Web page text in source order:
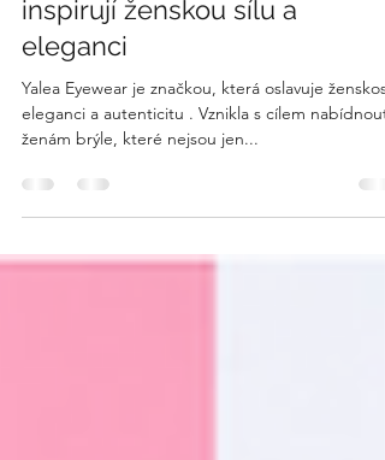
Yalea Eyewear – Brýle, které
inspirují ženskou sílu a
eleganci
Yalea Eyewear je značkou, která oslavuje ženskost,
ženám brýle, které nejsou jen...